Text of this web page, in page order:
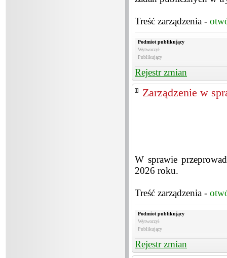
Treść zarządzenia -
Podmiot publikujący
Wytworzył
Publikujący
Rejestr zmian
Zarządzenie w
W sprawie
2026 roku.
Treść zarządzenia -
Podmiot publikujący
Wytworzył
Publikujący
Rejestr zmian